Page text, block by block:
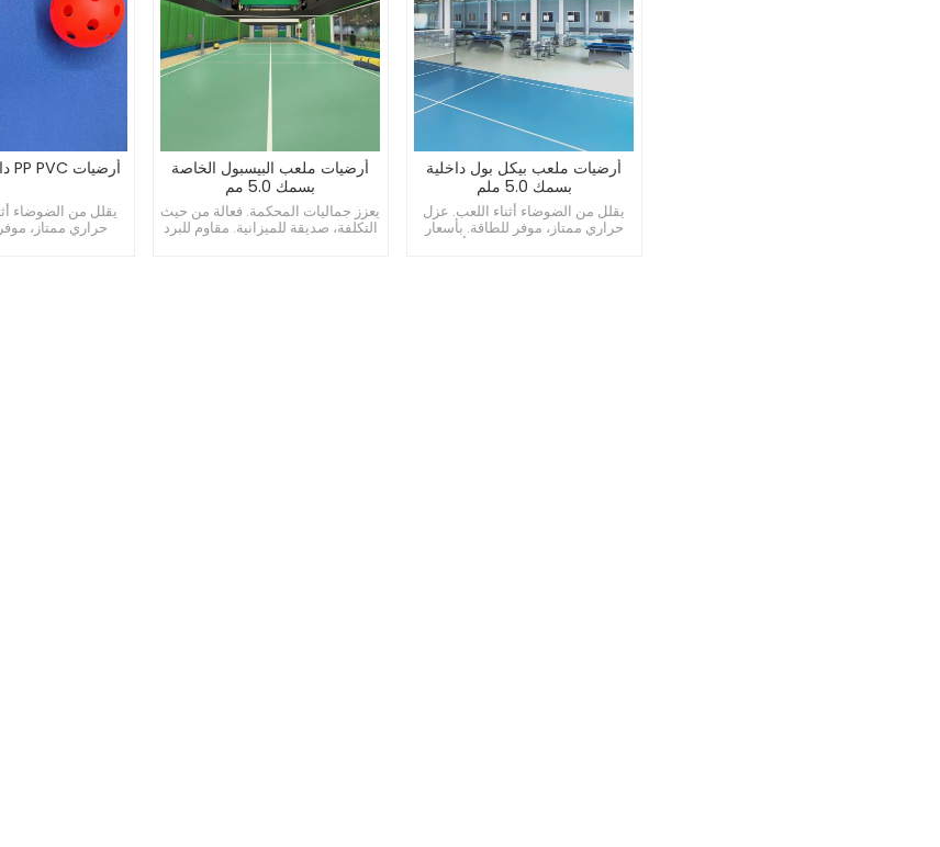
أرضيات PP PVC داخلية وخارجية
يقلل من الضوضاء
حراري ممتاز،
أرضيات ملعب البيسبول الخاصة
بسمك 5.0 مم
يعزز جماليات المحكمة. فعالة من حيث
التكلفة، صديقة للميزانية. مقاوم للبرد
أرضيات ملعب بيكل بول داخلية
بسمك 5.0 ملم
يقلل من الضوضاء أثناء اللعب. عزل
حراري ممتاز، موفر للطاقة. بأسعار
معقولة، وارتفاع تكلفة الأداء.